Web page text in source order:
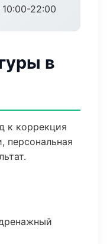
22:00
в
к коррекция
персональная